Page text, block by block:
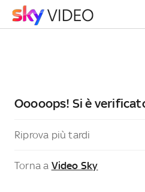
Ooooops! Si è
Riprova più tardi
Torna a Video Sky